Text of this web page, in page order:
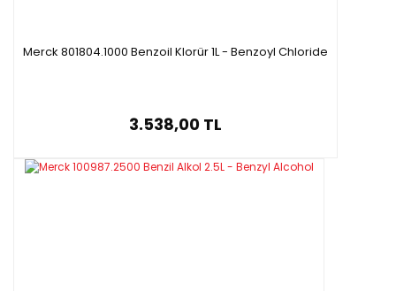
Merck 801804.1000 Benzoil Klorür 1L - Benzoyl Chloride
3.538,00 TL